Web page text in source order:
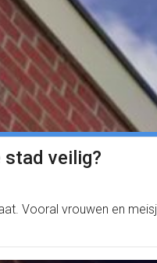
veilig?
Vooral vrouwen en